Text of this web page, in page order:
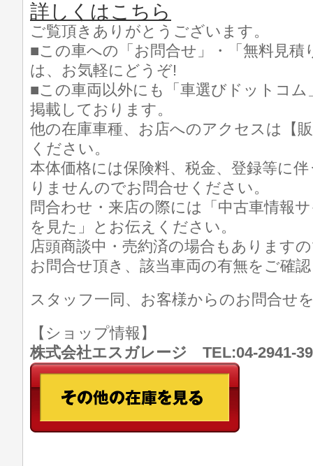
詳しくはこちら
ご覧頂きありがとうございます。
■この車への「お問合せ」・「無料見積
は、お気軽にどうぞ!
■この車両以外にも「車選びドットコ
掲載しております。
他の在庫車種、お店へのアクセスは【
ください。
本体価格には保険料、税金、登録等に
りませんのでお問合せください。
問合わせ・来店の際には「中古車情報
を見た」とお伝えください。
店頭商談中・売約済の場合もあります
お問合せ頂き、該当車両の有無をご確
スタッフ一同、お客様からのお問合せ
【ショップ情報】
株式会社エスガレージ TEL:04-2941-